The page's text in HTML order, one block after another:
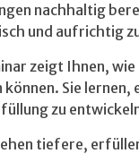
nachhaltig
und aufrichtig
zeigt Ihnen,
können. Sie
zu
tiefere,